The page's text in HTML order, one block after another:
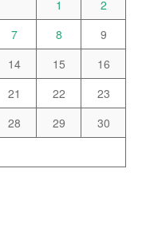
1
2
7 8
9
14 15
16
21 22
23
28 29
30